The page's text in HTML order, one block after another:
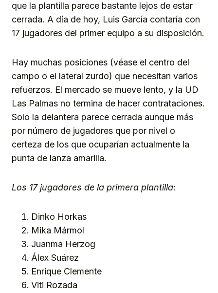
que la plantilla parece bastante lejos de estar
cerrada. A día de hoy, Luis García contaría con
17 jugadores del primer equipo a su disposición.
Hay muchas posiciones (véase el centro del
campo o el lateral zurdo) que necesitan varios
refuerzos. El mercado se mueve lento, y la UD
Las Palmas no termina de hacer contrataciones.
Solo la delantera parece cerrada aunque más
por número de jugadores que por nivel o
certeza de los que ocuparían actualmente la
punta de lanza amarilla.
Los 17 jugadores de la primera plantilla:
Dinko Horkas
Mika Mármol
Juanma Herzog
Álex Suárez
Enrique Clemente
Viti Rozada